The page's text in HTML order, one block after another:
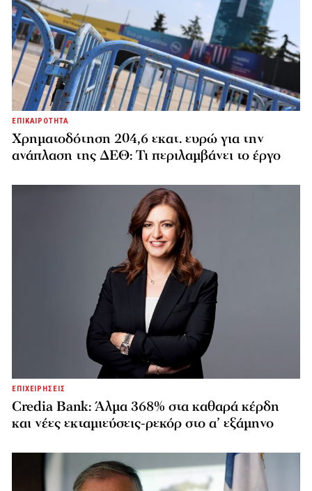
ΕΠΙΚΑΙΡΟΤΗΤΑ
Χρηματοδότηση 204,6 εκατ. ευρώ για την
ανάπλαση της ΔΕΘ: Τι περιλαμβάνει το έργο
ΕΠΙΧΕΙΡΗΣΕΙΣ
Credia Bank: Άλμα 368% στα καθαρά κέρδη
και νέες εκταμιεύσεις-ρεκόρ στο α’ εξάμηνο